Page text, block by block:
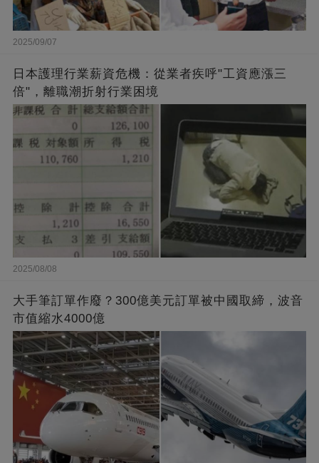
2025/09/07
日本護理行業薪資危機：從業者疾呼"工資應漲三
倍"，離職潮折射行業困境
2025/08/08
大手筆訂單作廢？300億美元訂單被中國取締，波音
市值縮水4000億